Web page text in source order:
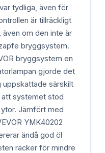
tydliga, även för
är tillräckligt
om den inte är
bryggsystem.
bryggsystem en
gjorde det
särskilt
systemet stod
Jämfört med
YMK40202
ändå god öl
räcker för mindre